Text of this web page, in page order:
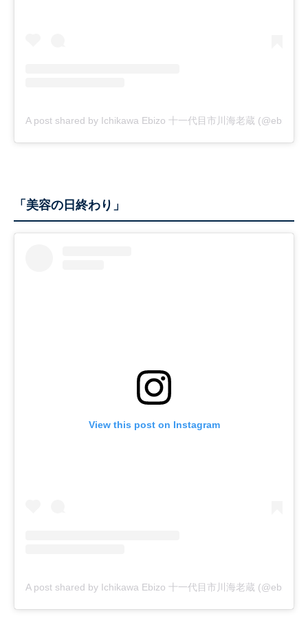
A post shared by Ichikawa Ebizo 十一代目市川海老蔵
「美容の日終わり」
View this post on Instagram
A post shared by Ichikawa Ebizo 十一代目市川海老蔵